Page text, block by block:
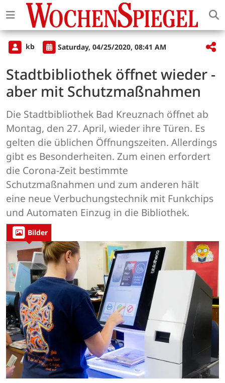
kb Saturday, 04/25/2020, 08:41 AM
Stadtbibliothek öffnet wieder -
aber mit Schutzmaßnahmen
Die Stadtbibliothek Bad Kreuznach öffnet ab
Montag, den 27. April, wieder ihre Türen. Es
gelten die üblichen Öffnungszeiten. Allerdings
gibt es Besonderheiten. Zum einen erfordert
die Corona-Zeit bestimmte
Schutzmaßnahmen und zum anderen hält
eine neue Verbuchungstechnik mit Funkchips
und Automaten Einzug in die Bibliothek.
Bilder